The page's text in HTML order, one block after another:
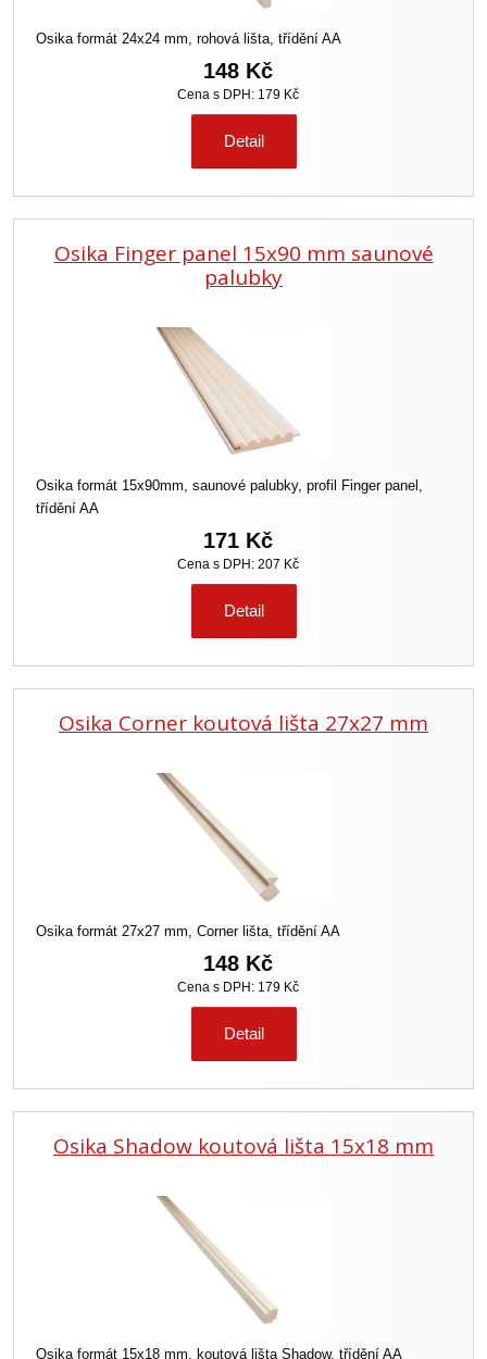
Osika formát 24x24 mm, rohová lišta, třídění AA
148 Kč
Cena s DPH: 179 Kč
Detail
Osika Finger panel 15x90 mm saunové
palubky
Osika formát 15x90mm, saunové palubky, profil Finger panel,
třídění AA
171 Kč
Cena s DPH: 207 Kč
Detail
Osika Corner koutová lišta 27x27 mm
Osika formát 27x27 mm, Corner lišta, třídění AA
148 Kč
Cena s DPH: 179 Kč
Detail
Osika Shadow koutová lišta 15x18 mm
Osika formát 15x18 mm, koutová lišta Shadow, třídění AA